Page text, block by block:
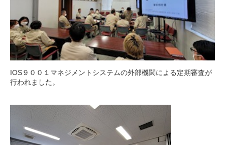
IOS９００１マネジメントシステムの外部機関による定期審査が
行われました。